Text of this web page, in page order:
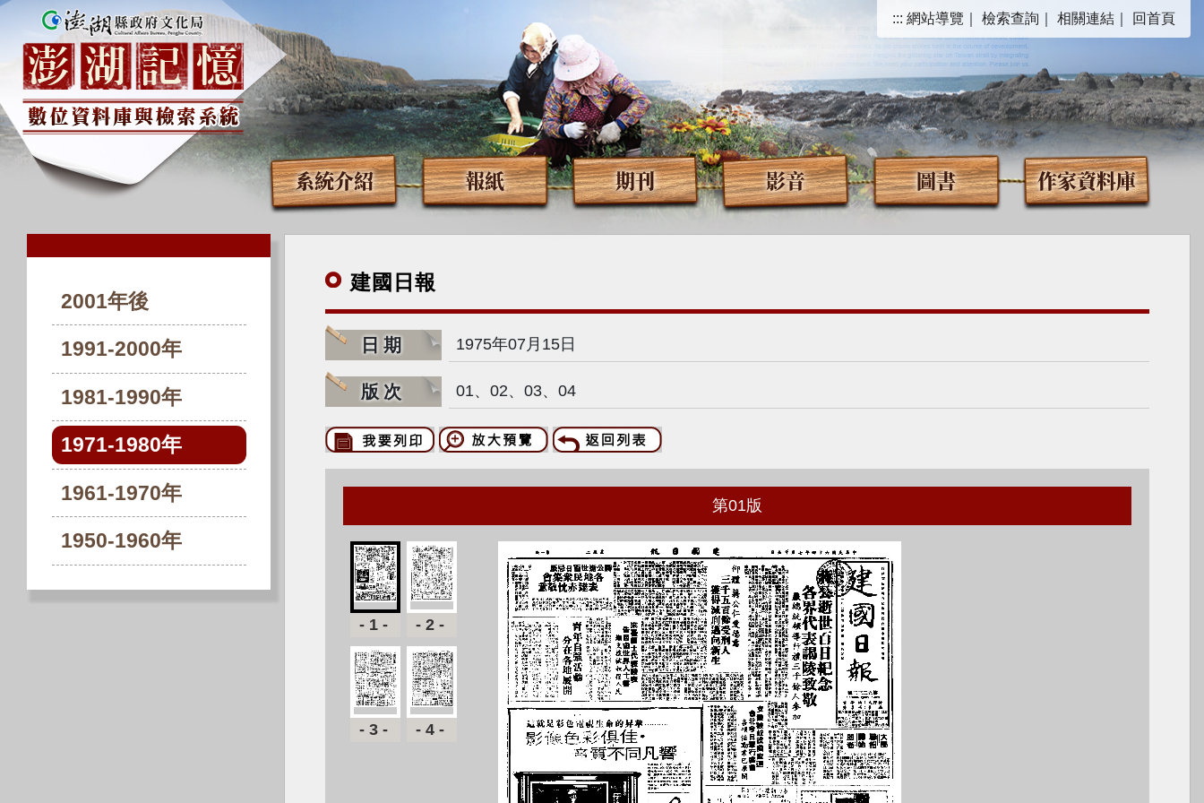
::: 網站導覽 檢索查詢 相關連結 回首頁
系統介紹 報紙 期刊 影音 圖書 作家資料庫
2001年後
1991-2000年
1981-1990年
1971-1980年
1961-1970年
1950-1960年
建國 日報
日期 1975年07月15日
版次 01、02、03、04
第01版
-1- -2-
-3- -4-